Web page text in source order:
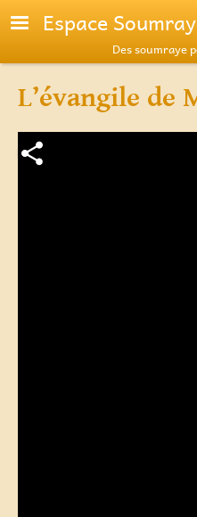
Aller au contenu principal
Espace
Des soumraye
L’évangile de